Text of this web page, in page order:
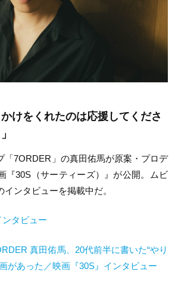
かけをくれたのは応援してくださ
「7ORDER 」の真田佑馬が原案・プロデ
『30S （サーティーズ）』が公開。ムビ
ンタビューを掲載中だ。
ンタビュー
真田佑馬、 20代前半に書いた“やり
があった／映画『30S 』インタビュー